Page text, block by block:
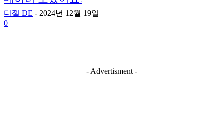
디젤 DE - 2024년 12월 19일
0
- Advertisment -